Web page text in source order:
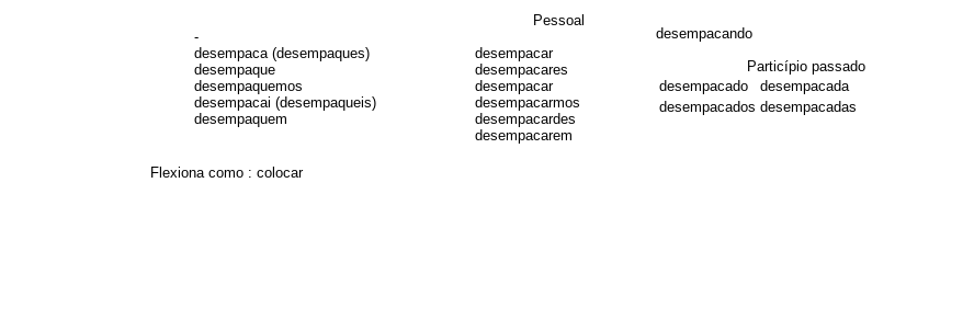
-
desempaca (desempaques)
desempaque
desempaquemos
desempacai (desempaqueis)
desempaquem
Pessoal
desempacar
desempacares
desempacar
desempacarmos
desempacardes
desempacarem
desempacando
Particípio passado
desempacado
desempacada
desempacados desempacadas
Flexiona como : colocar